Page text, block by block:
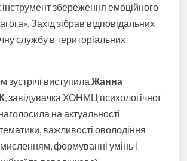
збереження емоційного
Захід зібрав відповідальних
службу в територіальних
зустрічі виступилаЖанна
, завідувачка ХОНМЦ психологічної
на актуальності
важливостіоволодіння
формуванні умінь і